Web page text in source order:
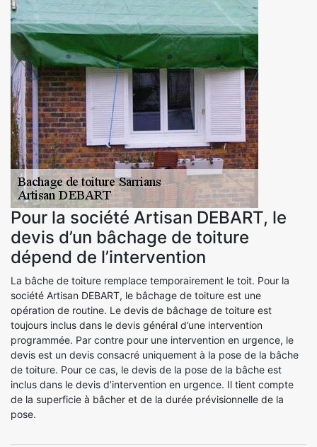
Pour la société Artisan DEBART, le
devis d’un bâchage de toiture
dépend de l’intervention
La bâche de toiture remplace temporairement le toit. Pour la
société Artisan DEBART, le bâchage de toiture est une
opération de routine. Le devis de bâchage de toiture est
toujours inclus dans le devis général d’une intervention
programmée. Par contre pour une intervention en urgence, le
devis est un devis consacré uniquement à la pose de la bâche
de toiture. Pour ce cas, le devis de la pose de la bâche est
inclus dans le devis d’intervention en urgence. Il tient compte
de la superficie à bâcher et de la durée prévisionnelle de la
pose.